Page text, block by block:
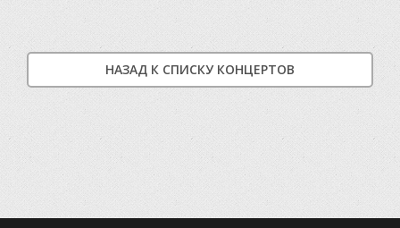
НАЗАД К СПИСКУ КОНЦЕРТОВ